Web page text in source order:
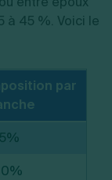
à 45 %. Voici le
par
5%